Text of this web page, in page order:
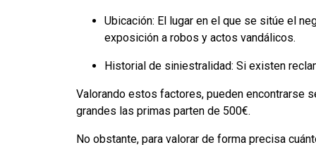
Ubicación: El lugar en el que se sitúe el
exposición a robos y actos vandálicos.
Historial de siniestralidad: Si existen
Valorando estos factores, pueden encontrarse
grandes las primas parten de 500€.
No obstante, para valorar de forma precisa